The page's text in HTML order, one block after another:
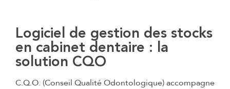
Logiciel de gestion des stocks
en cabinet dentaire : la
solution CQO
C.Q.O. (Conseil Qualité Odontologique) accompagne